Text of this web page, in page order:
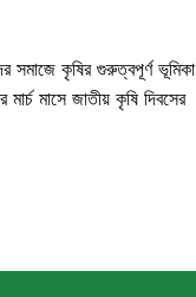
কৃষির গুরুত্বপূর্ণ ভূমিকা
মাসে জাতীয় কৃষি দিবসের